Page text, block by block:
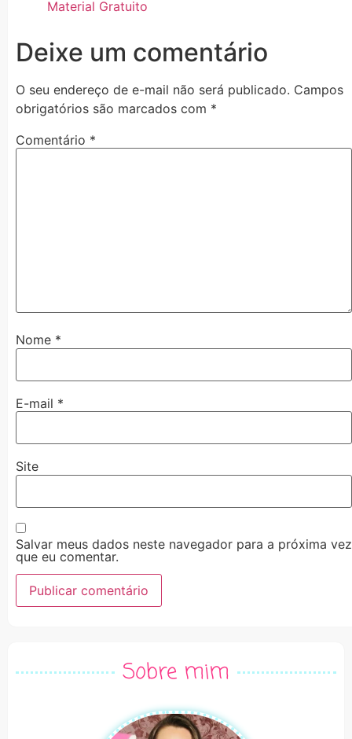
Material Gratuito
Deixe um comentário
O seu endereço de e-mail não será publicado. Campos
obrigatórios são marcados com *
Comentário *
Nome *
E-mail *
Site
Salvar meus dados neste navegador para a próxima vez
que eu comentar.
Sobre mim